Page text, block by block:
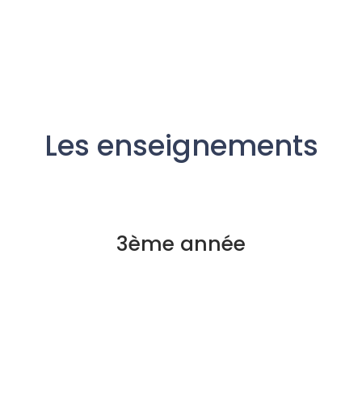
Les enseignements
3ème année